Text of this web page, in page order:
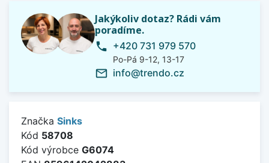
Jakýkoliv dotaz? Rádi vám
poradíme.
phone +420 731 979 570
Po-Pá 9-12, 13-17
mail_outline info@trendo.cz
Značka Sinks
Kód 58708
Kód výrobce G6074